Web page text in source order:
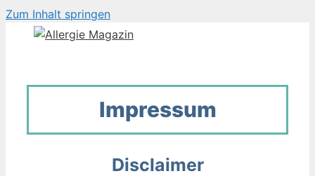
Zum Inhalt springen
Impressum
Disclaimer